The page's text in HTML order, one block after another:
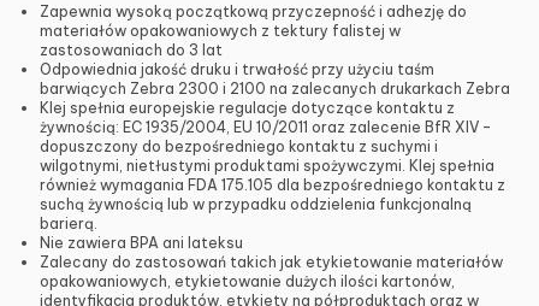
Zapewnia wysoką początkową przyczepność i adhezję do
materiałów opakowaniowych z tektury falistej w
zastosowaniach do 3 lat
Odpowiednia jakość druku i trwałość przy użyciu taśm
barwiących Zebra 2300 i 2100 na zalecanych drukarkach Zebra
Klej spełnia europejskie regulacje dotyczące kontaktu z
żywnością: EC 1935/2004, EU 10/2011 oraz zalecenie BfR XIV –
dopuszczony do bezpośredniego kontaktu z suchymi i
wilgotnymi, nietłustymi produktami spożywczymi. Klej spełnia
również wymagania FDA 175.105 dla bezpośredniego kontaktu z
suchą żywnością lub w przypadku oddzielenia funkcjonalną
barierą.
Nie zawiera BPA ani lateksu
Zalecany do zastosowań takich jak etykietowanie materiałów
opakowaniowych, etykietowanie dużych ilości kartonów,
identyfikacja produktów, etykiety na półproduktach oraz w